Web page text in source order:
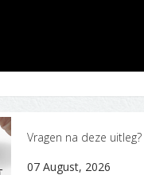
Vragen na deze uitleg?
07 August, 2026